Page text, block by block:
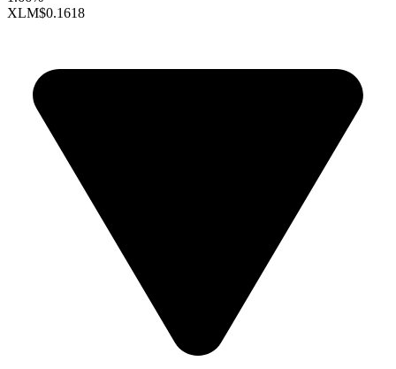
XLM$0.1618